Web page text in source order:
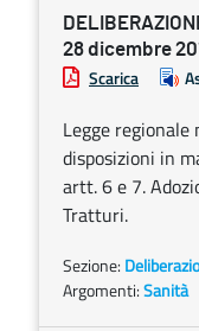
28 dicembre
Scarica
Legge
disposizioni in
artt. 6 e 7.
Tratturi.
Sezione:
Argomenti:Sanità